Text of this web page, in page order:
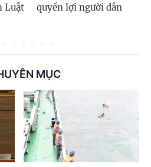
Luật
quyền lợi người dân
MỤC